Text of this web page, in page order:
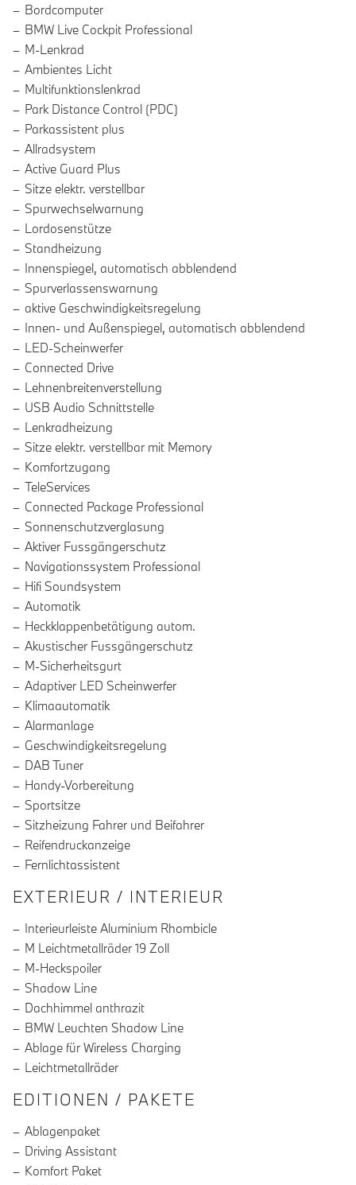
Bordcomputer
BMW Live Cockpit Professional
M-Lenkrad
Ambientes Licht
Multifunktionslenkrad
Park Distance Control (PDC)
Parkassistent plus
Allradsystem
Active Guard Plus
Sitze elektr. verstellbar
Spurwechselwarnung
Lordosenstütze
Standheizung
Innenspiegel, automatisch abblendend
Spurverlassenswarnung
aktive Geschwindigkeitsregelung
Innen- und Außenspiegel, automatisch abblendend
LED-Scheinwerfer
Connected Drive
Lehnenbreitenverstellung
USB Audio Schnittstelle
Lenkradheizung
Sitze elektr. verstellbar mit Memory
Komfortzugang
TeleServices
Connected Package Professional
Sonnenschutzverglasung
Aktiver Fussgängerschutz
Navigationssystem Professional
Hifi Soundsystem
Automatik
Heckklappenbetätigung autom.
Akustischer Fussgängerschutz
M-Sicherheitsgurt
Adaptiver LED Scheinwerfer
Klimaautomatik
Alarmanlage
Geschwindigkeitsregelung
DAB Tuner
Handy-Vorbereitung
Sportsitze
Sitzheizung Fahrer und Beifahrer
Reifendruckanzeige
Fernlichtassistent
EXTERIEUR / INTERIEUR
Interieurleiste Aluminium Rhombicle
M Leichtmetallräder 19 Zoll
M-Heckspoiler
Shadow Line
Dachhimmel anthrazit
BMW Leuchten Shadow Line
Ablage für Wireless Charging
Leichtmetallräder
EDITIONEN / PAKETE
Ablagenpaket
Driving Assistant
Komfort Paket